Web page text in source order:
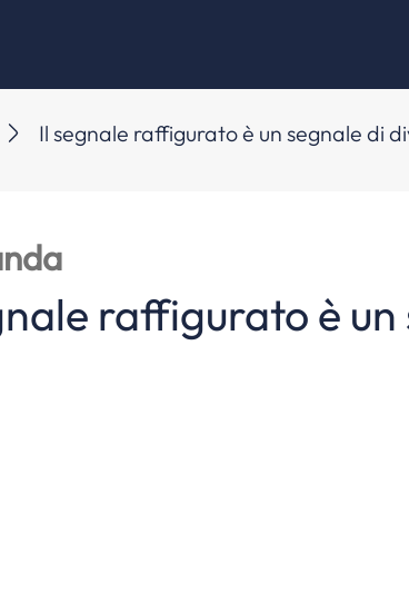
Il segnale raffigurato è un segnale di
raffigurato è